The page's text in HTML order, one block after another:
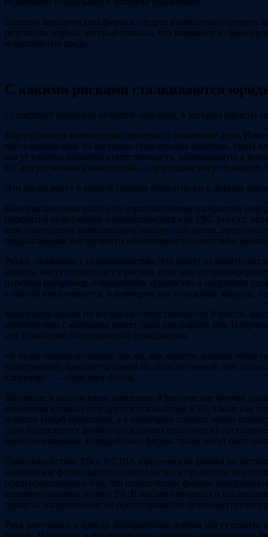
Поэтому юридическим фирмам следует внимательно следить
результаты опроса, который показал, что компании в сфере
нормативную среду.
С какими рисками сталкиваются
Существует несколько областей практики, в которых
Корпоративная комплексная проверка и банковское дело.
консультирование по вопросам привлечения капитала,
могут увидеть большую ответственность, возникающую в
ЕС для устойчивых инвестиций – где неудачи могут повысить
Эти риски могут в равной степени относиться и к другим
Консультационная работа по корпоративному раскрытию
раскрытия информации о климатических или ESG-рисках,
международному комплексному набору стандартов,
предлагающим инструменты обеспечения соответствия,
Риски, связанные с недвижимостью: Это может включать
юристы могут столкнуться с риском, если они не
перехода (например, повышенных трудностях в получении
событий увеличивается, а коммерческие поисковые запросы,
Консультирование по вопросам ответственности: Юристы,
соответствии с которыми может быть предъявлен иск.
иск в наиболее благоприятной юрисдикции.
«В более широком смысле, так же, как юристы должны четко
конкуренция), выходит за рамки их области знаний, они
клиентов», — объясняет Ассеф.
Вводящие в заблуждение заявления: Юридические фирмы
изменения климата или другим показателям ESG, таким как
нанести ущерб репутации, а в некоторых случаях может
даже выдающиеся фирмы продолжают ссылаться на
необоснованными. Юридические фирмы также могут быть
Противодействие ESG: В США юридические фирмы не
чиновников федерального правительства и правительств
предупреждением о том, что юридические фирмы,
антимонопольных правил [9]. В письме говорится о
правила, направленные на предотвращение
Риск репутации и бренда. Юридические фирмы могут прийти к